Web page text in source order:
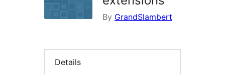
By GrandSlambert
Details